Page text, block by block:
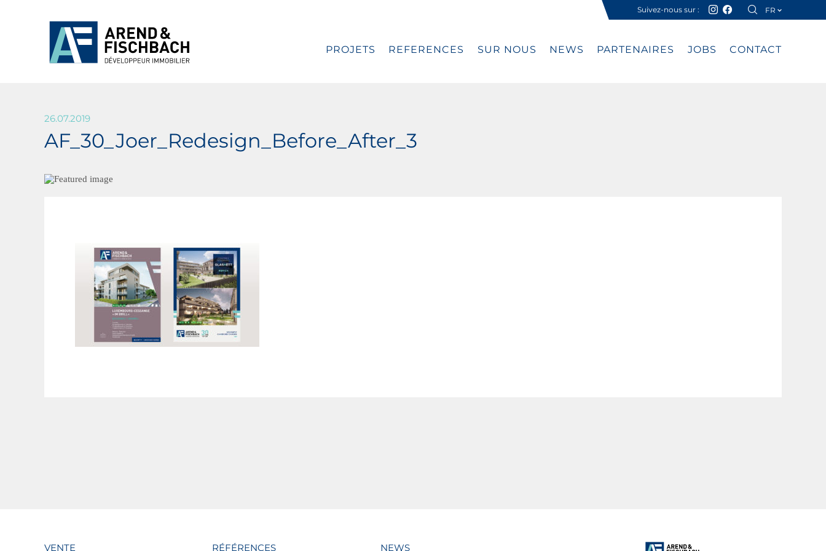
Suivez-nous sur : FR
PROJETS REFERENCES SUR NOUS NEWS PARTENAIRES JOBS CONTACT
26.07.2019
AF_30_Joer_Redesign_Before_After_3
VENTE RÉFÉRENCES NEWS